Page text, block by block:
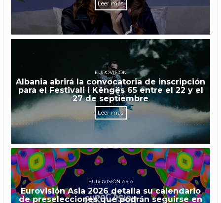
Leer más
EUROVISIÓN
Albania abrirá la convocatoria de inscripción
para el Festivali i Këngës 65 entre el 22 y el
27 de septiembre
Leer más
EUROVISIÓN ASIA
Eurovisión Asia 2026 detalla su calendario
de preselecciones que podrán seguirse en